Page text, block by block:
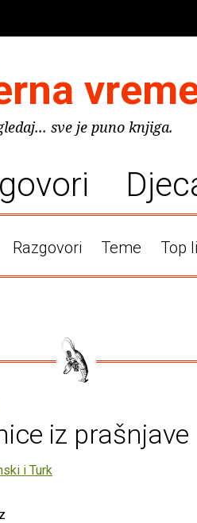
sve je puno knjiga.
Razgovori Teme Top
iz
i Turk